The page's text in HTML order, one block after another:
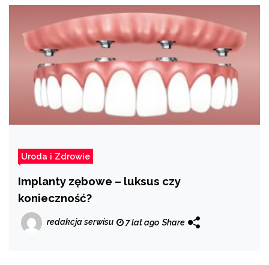
Uroda i Zdrowie
Implanty zębowe – luksus czy
konieczność?
redakcja serwisu 7 lat ago Share